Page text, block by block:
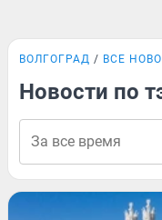
ВОЛГОГРАД ВСЕ
Новости по